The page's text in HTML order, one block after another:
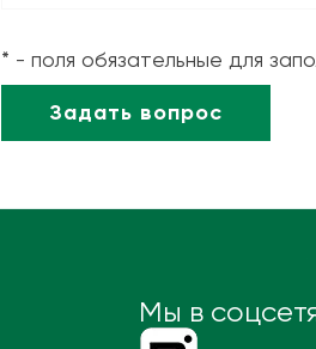
* - поля обязательные для
Мы в